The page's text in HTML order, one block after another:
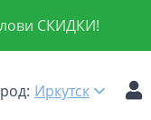
СКИДКИ!
Иркутск